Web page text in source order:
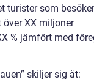
turister som
XX miljoner
% jämfört med
skiljer sig åt: